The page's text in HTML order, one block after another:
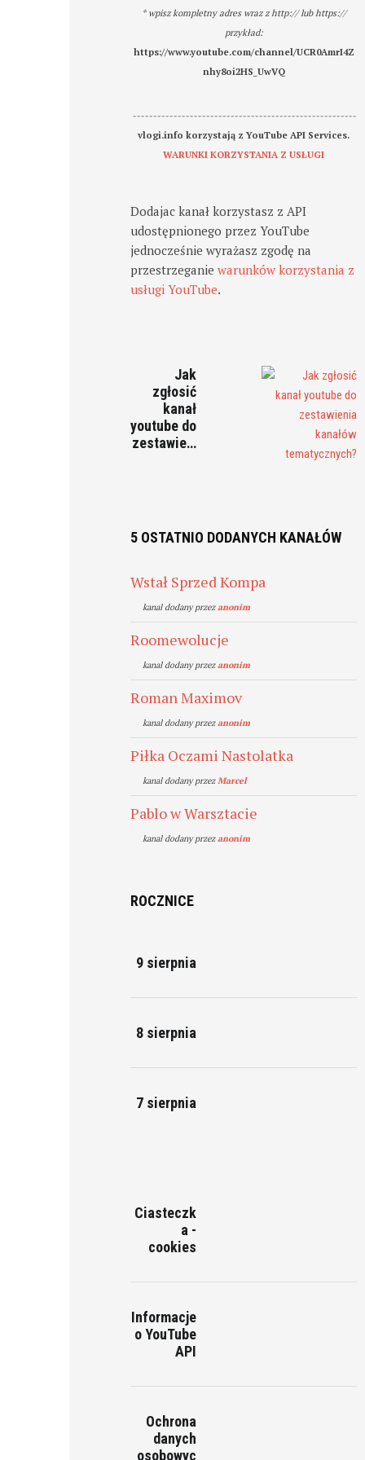
* wpisz kompletny adres wraz z http:// lub https://
przykład:
https://www.youtube.com/channel/UCR0AmrI4Z
nhy8oi2HS_UwVQ
-------------------------------------------------------
vlogi.info korzystają z YouTube API Services.
WARUNKI KORZYSTANIA Z USŁUGI
Dodajac kanał korzystasz z API
udostępnionego przez YouTube
jednocześnie wyrażasz zgodę na
przestrzeganiewarunków korzystania z
usługi YouTube.
Jak
zgłosić
kanał
youtube do
zestawie…
5 OSTATNIO DODANYCH KANAŁÓW
Wstał Sprzed Kompa
kanal dodany przezanonim
Roomewolucje
kanal dodany przezanonim
Roman Maximov
kanal dodany przezanonim
Piłka Oczami Nastolatka
kanal dodany przezMarcel
Pablo w Warsztacie
kanal dodany przezanonim
ROCZNICE
9 sierpnia
8 sierpnia
7 sierpnia
Ciasteczk
a -
cookies
Informacje
o YouTube
API
Ochrona
danych
osobowyc